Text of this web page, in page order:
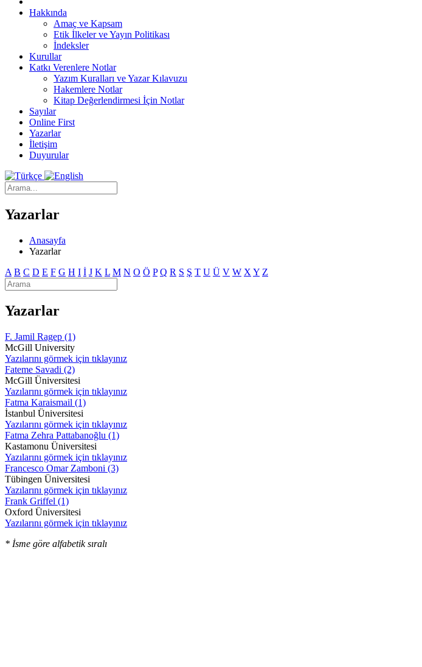
Hakkında
Amaç ve Kapsam
Etik İlkeler ve Yayın Politikası
İndeksler
Kurullar
Katkı Verenlere Notlar
Yazım Kuralları ve Yazar Kılavuzu
Hakemlere Notlar
Kitap Değerlendirmesi İçin Notlar
Sayılar
Online First
Yazarlar
İletişim
Duyurular
Yazarlar
Anasayfa
Yazarlar
A B C D E F G H I İ J K L M N O Ö P Q R S Ş T U Ü V W X Y Z
Yazarlar
F. Jamil Ragep (1)
McGill University
Yazılarını görmek için tıklayınız
Fateme Savadi (2)
McGill Üniversitesi
Yazılarını görmek için tıklayınız
Fatma Karaismail (1)
İstanbul Üniversitesi
Yazılarını görmek için tıklayınız
Fatma Zehra Pattabanoğlu (1)
Kastamonu Üniversitesi
Yazılarını görmek için tıklayınız
Francesco Omar Zamboni (3)
Tübingen Üniversitesi
Yazılarını görmek için tıklayınız
Frank Griffel (1)
Oxford Üniversitesi
Yazılarını görmek için tıklayınız
* İsme göre alfabetik sıralı